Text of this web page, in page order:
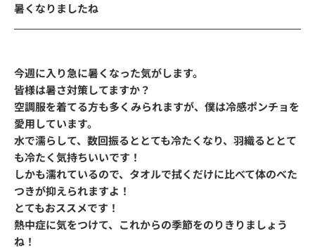
暑くなりましたね
今週に入り急に暑くなった気がします。
皆様は暑さ対策してますか？
空調服を着てる方も多くみられますが、僕は冷感ポンチョを
愛用しています。
水で濡らして、数回振るととても冷たくなり、羽織るととて
も冷たく気持ちいいです！
しかも濡れているので、タオルで拭くだけに比べて体のべた
つきが抑えられますよ！
とてもおススメです！
熱中症に気をつけて、これからの季節をのりきりましょう
ね！